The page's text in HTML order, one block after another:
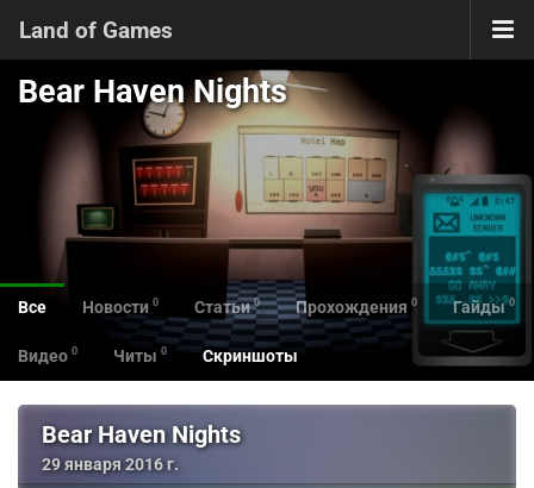
Land of Games
Bear Haven Nights
Все Новости 0 Статьи 0 Прохождения 0 Гайды 0
Видео 0 Читы 0 Скриншоты
Bear Haven Nights
29 января 2016 г.